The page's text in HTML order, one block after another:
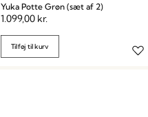
Yuka Potte Grøn (sæt af 2)
1.099,00 kr.
Tilføj til kurv